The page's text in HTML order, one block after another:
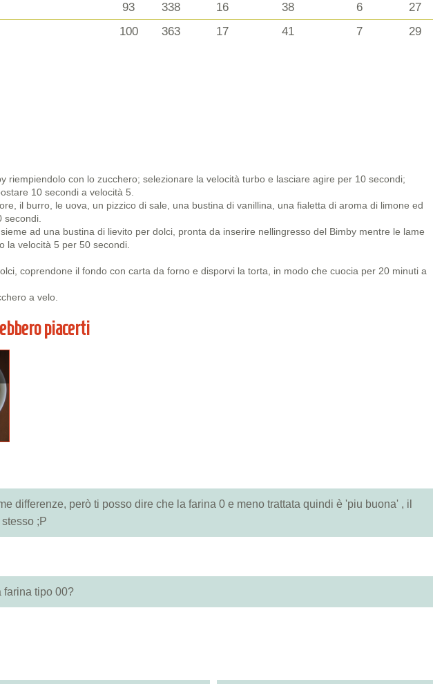
93 338 16 38 6
27
100 363 17 41 7 29
riempiendolo con lo zucchero; selezionare la velocità turbo e lasciare agire per 10 secondi;
10 secondi a velocità 5.
il burro, le uova, un pizzico di sale, una bustina di vanillina, una fialetta di aroma di limone ed
secondi.
ad una bustina di lievito per dolci, pronta da inserire nellingresso del Bimby mentre le lame
la velocità 5 per 50 secondi.
coprendone il fondo con carta da forno e disporvi la torta, in modo che cuocia per 20 minuti a
a velo.
piacerti
differenze, però ti posso dire che la farina 0 e meno trattata quindi è 'piu buona' , il
;P
farina tipo 00?